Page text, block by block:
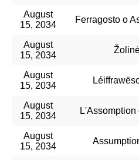
August
15, 2034
Ferragosto o
August
15, 2034
August
15, 2034
August
15, 2034
L'Assomption
August
15, 2034